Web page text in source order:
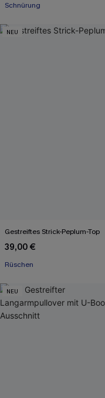
Schnürung
NEU
Gestreiftes Strick-Peplum-Top
39,00 €
Rüschen
NEU